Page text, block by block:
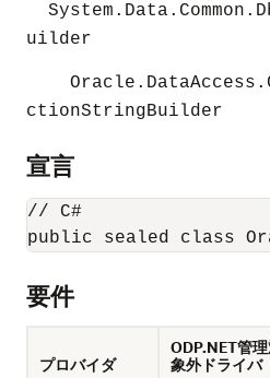
uilder
ctionStringBuilder
宣言
// C#
要件
プロバイダ
ODP.NET管
象外ドライバ